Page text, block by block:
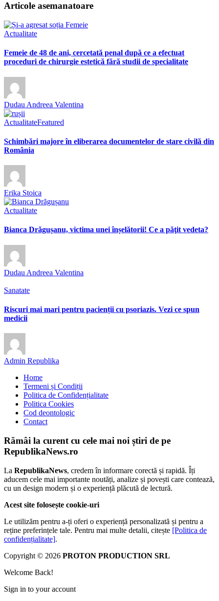
Articole asemanatoare
Actualitate
Femeie de 48 de ani, cercetată penal după ce a efectuat
proceduri de chirurgie estetică fără studii de specialitate
Dudau Andreea Valentina
ActualitateFeatured
Schimbări majore în eliberarea documentelor de stare civilă din
România
Erika Stoica
Actualitate
Bianca Drăgușanu, victima unei înșelătorii! Ce a păţit vedeta?
Dudau Andreea Valentina
Sanatate
Riscuri mai mari pentru pacienții cu psoriazis. Vezi ce spun
medicii
Admin Republika
Home
Termeni și Condiții
Politica de Confidențialitate
Politica Cookies
Cod deontologic
Contact
Rămâi la curent cu cele mai noi știri de pe
RepublikaNews.ro
La RepublikaNews, credem în informare corectă și rapidă. Îți
aducem cele mai importante noutăți, analize și povești care contează,
cu un design modern și o experiență plăcută de lectură.
Acest site folosește cookie-uri
Le utilizăm pentru a-ți oferi o experiență personalizată și pentru a
reține preferințele tale. Pentru mai multe detalii, citește [Politica de
confidențialitate].
Copyright © 2026 PROTON PRODUCTION SRL
Welcome Back!
Sign in to your account